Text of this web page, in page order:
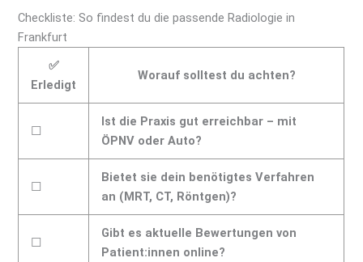
Checkliste: So findest du die passende Radiologie in
Frankfurt
✅
Erledigt
Worauf solltest du achten?
☐
Ist die Praxis gut erreichbar – mit
ÖPNV oder Auto?
☐
Bietet sie dein benötigtes Verfahren
an (MRT, CT, Röntgen)?
☐
Gibt es aktuelle Bewertungen von
Patient:innen online?